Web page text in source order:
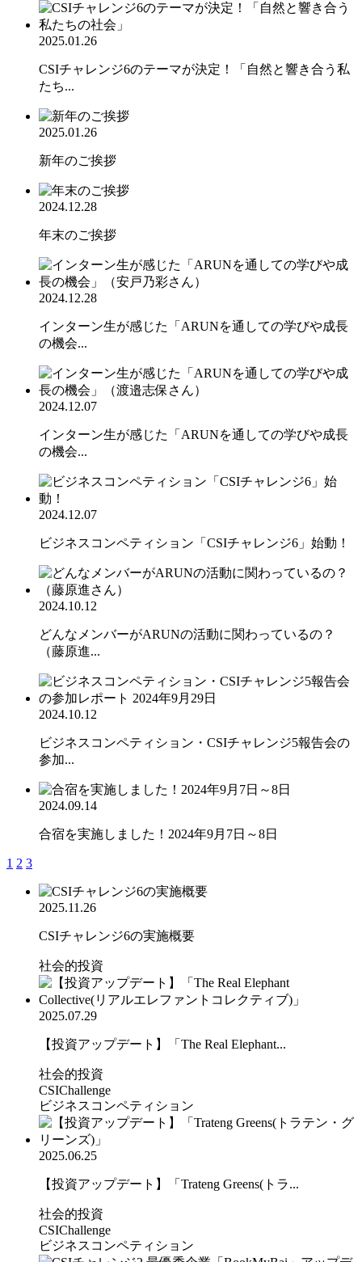
2025.01.26
CSIチャレンジ6のテーマが決定！「自然と響き合う私
たち...
2025.01.26
新年のご挨拶
2024.12.28
年末のご挨拶
2024.12.28
インターン生が感じた「ARUNを通しての学びや成長
の機会...
2024.12.07
インターン生が感じた「ARUNを通しての学びや成長
の機会...
2024.12.07
ビジネスコンペティション「CSIチャレンジ6」始動！
2024.10.12
どんなメンバーがARUNの活動に関わっているの？
（藤原進...
2024.10.12
ビジネスコンペティション・CSIチャレンジ5報告会の
参加...
2024.09.14
合宿を実施しました！2024年9月7日～8日
1 2 3
2025.11.26
CSIチャレンジ6の実施概要
社会的投資
2025.07.29
【投資アップデート】「The Real Elephant...
社会的投資
CSIChallenge
ビジネスコンペティション
2025.06.25
【投資アップデート】「Trateng Greens(トラ...
社会的投資
CSIChallenge
ビジネスコンペティション